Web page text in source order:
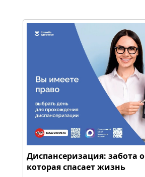
Диспансеризация: забота о
которая спасает жизнь